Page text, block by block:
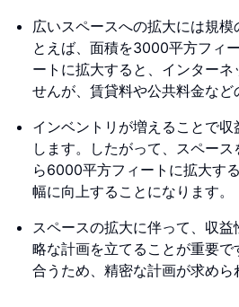
広いスペースへの拡大には規
とえば、面積を3000平方フィ
ートに拡大すると、インターネ
せんが、賃貸料や公共料金など
インベントリが増えることで
します。したがって、スペー
ら6000平方フィートに拡大す
幅に向上することになります。
スペースの拡大に伴って、収
略な計画を立てることが重要
合うため、精密な計画が求めら